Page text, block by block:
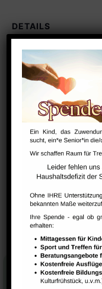
DETAILS
Datum:
9:30 - 10:45
Serien:
NextSteps /
Raum 102
Yoga Kurs – Irene
Steinheimer
Stadtteilhaus